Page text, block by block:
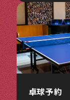
卓球予約